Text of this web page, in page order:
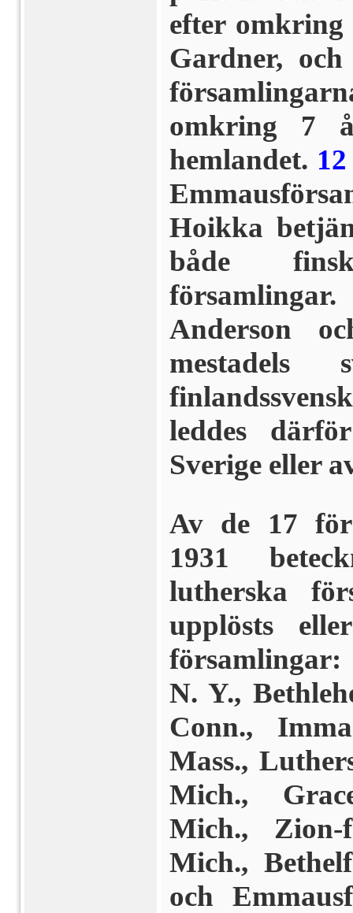
efter
Gardner,
omkring 7
hemlandet. 12
Hoikka
både
Anderson
mestadels
leddes
Sverige eller
Av de 17
1931
lutherska
upplösts
N. Y.,
Conn.,
Mass.,
Mich.,
Mich., Zion-
Mich.,
och